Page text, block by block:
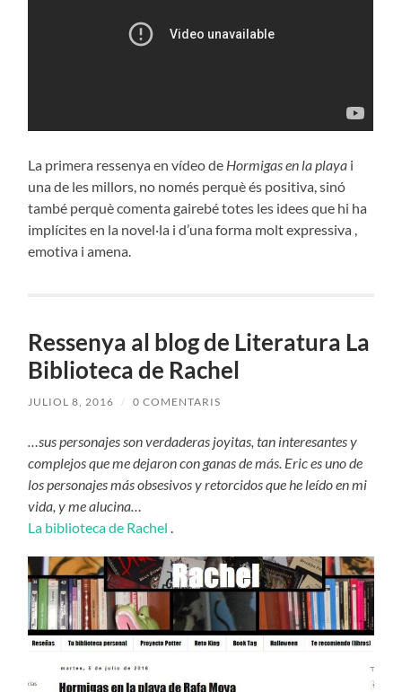
La primera ressenya en vídeo de Hormigas en la playa i
una de les millors, no només perquè és positiva, sinó
també perquè comenta gairebé totes les idees que hi ha
implícites en la novel·la i d’una forma molt expressiva ,
emotiva i amena.
Ressenya al blog de Literatura La
Biblioteca de Rachel
JULIOL 8, 2016 / 0 COMENTARIS
…sus personajes son verdaderas joyitas, tan interesantes y
complejos que me dejaron con ganas de más. Eric es uno de
los personajes más obsesivos y retorcidos que he leído en mi
vida, y me alucina…
La biblioteca de Rachel .